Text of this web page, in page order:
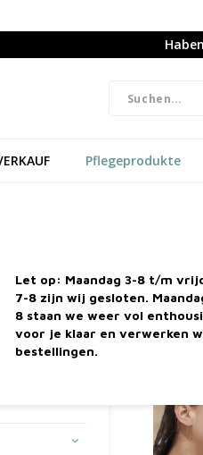
Pflegeprodukte
Let op: Maandag 3-8 t/m
7-8 zijn wij gesloten.
8 staan we weer vol
voor je klaar en verwerken
bestellingen.